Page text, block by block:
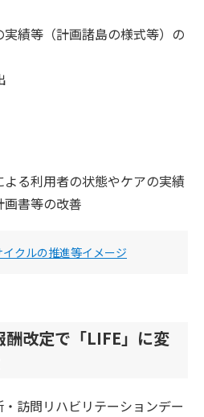
績等（計画諸島の様式等）の
る利用者の状態やケアの実績
書等の改善
イクルの推進等イメージ
改定で「LIFE」に変
訪問リハビリテーションデー